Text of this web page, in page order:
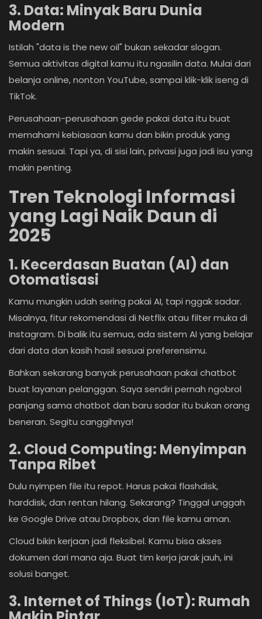
3. Data: Minyak Baru Dunia
Modern
Istilah "data is the new oil" bukan sekadar slogan.
Semua aktivitas digital kamu itu ngasilin data. Mulai dari
belanja online, nonton YouTube, sampai klik-klik iseng di
TikTok.
Perusahaan-perusahaan gede pakai data itu buat
memahami kebiasaan kamu dan bikin produk yang
makin sesuai. Tapi ya, di sisi lain, privasi juga jadi isu yang
makin penting.
Tren Teknologi Informasi
yang Lagi Naik Daun di
2025
1. Kecerdasan Buatan (AI) dan
Otomatisasi
Kamu mungkin udah sering pakai AI, tapi nggak sadar.
Misalnya, fitur rekomendasi di Netflix atau filter muka di
Instagram. Di balik itu semua, ada sistem AI yang belajar
dari data dan kasih hasil sesuai preferensimu.
Bahkan sekarang banyak perusahaan pakai chatbot
buat layanan pelanggan. Saya sendiri pernah ngobrol
panjang sama chatbot dan baru sadar itu bukan orang
beneran. Segitu canggihnya!
2. Cloud Computing: Menyimpan
Tanpa Ribet
Dulu nyimpen file itu repot. Harus pakai flashdisk,
harddisk, dan rentan hilang. Sekarang? Tinggal unggah
ke Google Drive atau Dropbox, dan file kamu aman.
Cloud bikin kerjaan jadi fleksibel. Kamu bisa akses
dokumen dari mana aja. Buat tim kerja jarak jauh, ini
solusi banget.
3. Internet of Things (IoT): Rumah